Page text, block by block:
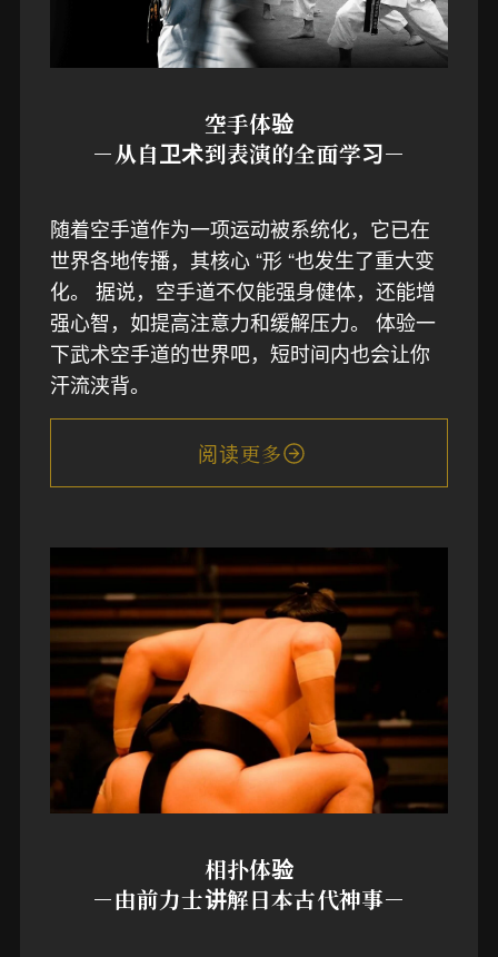
空手体验
－从自卫术到表演的全面学习－
随着空手道作为一项运动被系统化，它已在
世界各地传播，其核心 “形 “也发生了重大变
化。 据说，空手道不仅能强身健体，还能增
强心智，如提高注意力和缓解压力。 体验一
下武术空手道的世界吧，短时间内也会让你
汗流浃背。
阅读更多
相扑体验
－由前力士讲解日本古代神事－